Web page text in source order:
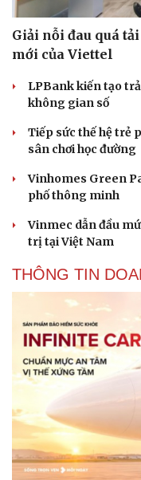
Giải nỗi đau quá
mới của Viettel
LPBank kiến tạo
không gian số
Tiếp sức thế hệ trẻ
sân chơi học đường
Vinhomes Green
phố thông minh
Vinmec dẫn đầu
trị tại Việt Nam
THÔNG TIN